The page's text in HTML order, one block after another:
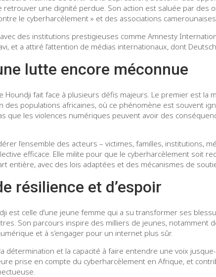
retrouver une dignité perdue. Son action est saluée par des
le cyberharcèlement » et des associations
des institutions prestigieuses comme Amnesty
et a attiré l’attention de médias internationaux, dont
lutte encore méconnue
Houndji fait face à plusieurs défis majeurs. Le premier est la
des populations africaines, où ce phénomène est souvent
que les violences numériques peuvent avoir des
l’ensemble des acteurs – victimes, familles, institutions,
efficace. Elle milite pour que le cyberharcèlement soit
entière, avec des lois adaptées et des mécanismes de
résilience et d’espoir
est celle d’une jeune femme qui a su transformer ses
Son parcours inspire des milliers de jeunes, notamment
et à s’engager pour un internet plus sûr.
détermination et la capacité à faire entendre une voix
prise en compte du cyberharcèlement en Afrique, et